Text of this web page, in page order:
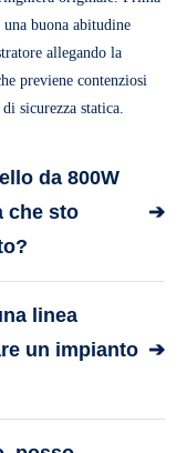
buona abitudine
allegando la
previene contenziosi
sicurezza statica.
da 800W
che sto
➔
linea
un impianto ➔